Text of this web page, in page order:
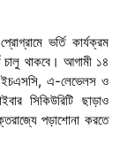
ভর্তি কার্যক্রম
চালু থাকবে। আগামী ১৪
এ-লেভেলস ও
সিকিউরিটি ছাড়াও
পড়াশোনা করতে